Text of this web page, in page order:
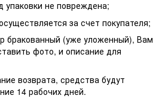
упаковки не повреждена;
за счет покупателя;
бракованный (уже уложенный), Вам
фото, и описание для
возврата, средства будут
14 рабочих дней.